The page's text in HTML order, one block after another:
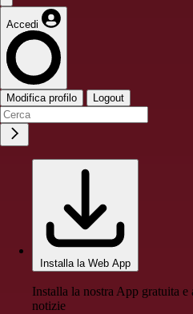
Accedi
Modifica profilo Logout
Installa la Web App
Installa la nostra App gratuita
notizie